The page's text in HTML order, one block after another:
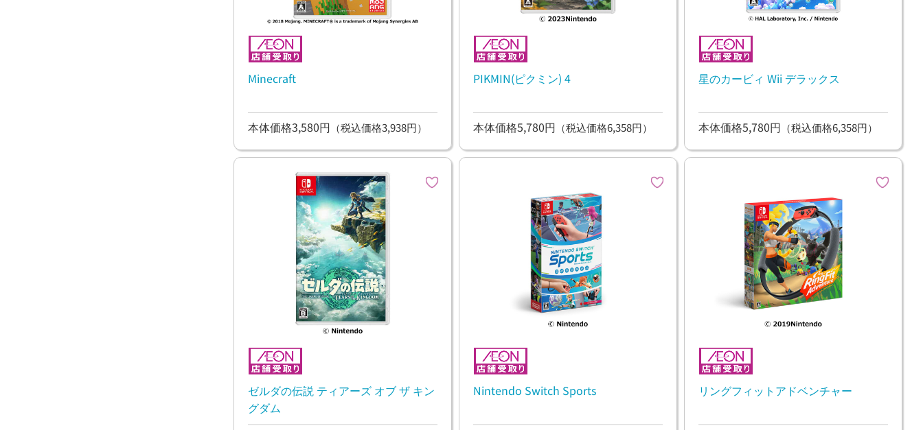
Minecraft
本体価格3,580円 （税込価格3,938円）
PIKMIN(ピクミン) 4
本体価格5,780円 （税込価格6,358円）
星のカービィ Wii デラックス
本体価格5,780円 （税込価格6,358円）
ゼルダの伝説 ティアーズ オブ ザ キン
グダム
Nintendo Switch Sports リングフィットアドベンチャー